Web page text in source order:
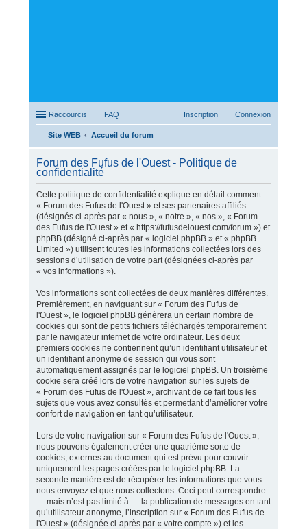
Raccourcis FAQ Connexion
Inscription
Site WEB
Accueil du forum
ch
Forum des Fufus de l'Ouest - Politique de
confidentialité
Cette politique de confidentialité explique en détail comment
« Forum des Fufus de l'Ouest » et ses partenaires affiliés
(désignés ci-après par « nous », « notre », « nos », « Forum
des Fufus de l'Ouest » et « https://fufusdelouest.com/forum ») et
phpBB (désigné ci-après par « logiciel phpBB » et « phpBB
Limited ») utilisent toutes les informations collectées lors des
sessions d’utilisation de votre part (désignées ci-après par
« vos informations »).
Vos informations sont collectées de deux manières différentes.
Premièrement, en naviguant sur « Forum des Fufus de
l'Ouest », le logiciel phpBB génèrera un certain nombre de
cookies qui sont de petits fichiers téléchargés temporairement
par le navigateur internet de votre ordinateur. Les deux
premiers cookies ne contiennent qu’un identifiant utilisateur et
un identifiant anonyme de session qui vous sont
automatiquement assignés par le logiciel phpBB. Un troisième
cookie sera créé lors de votre navigation sur les sujets de
« Forum des Fufus de l'Ouest », archivant de ce fait tous les
sujets que vous avez consultés et permettant d’améliorer votre
confort de navigation en tant qu’utilisateur.
Lors de votre navigation sur « Forum des Fufus de l'Ouest »,
nous pouvons également créer une quatrième sorte de
cookies, externes au document qui est prévu pour couvrir
uniquement les pages créées par le logiciel phpBB. La
seconde manière est de récupérer les informations que vous
nous envoyez et que nous collectons. Ceci peut correspondre
— mais n’est pas limité à — la publication de messages en tant
qu’utilisateur anonyme, l’inscription sur « Forum des Fufus de
l'Ouest » (désignée ci-après par « votre compte ») et les